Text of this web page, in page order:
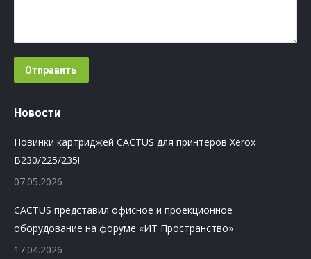
Отправить
Новости
Новинки картриджей CACTUS для принтеров Xerox
B230/225/235!
07.05.2026
CACTUS представил офисное и проекционное
оборудование на форуме «ИТ Пространство»
17.04.2026